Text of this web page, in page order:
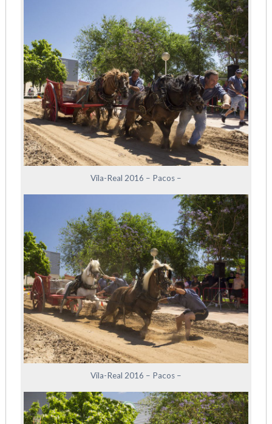
Vila-Real 2016 – Pacos –
Vila-Real 2016 – Pacos –